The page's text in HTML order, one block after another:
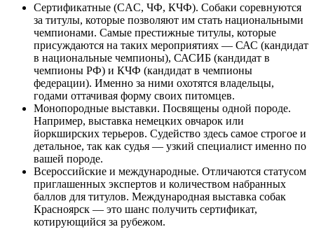
Сертификатные (CAC, ЧФ, КЧФ). Собаки соревнуются
за титулы, которые позволяют им стать национальными
чемпионами. Самые престижные титулы, которые
присуждаются на таких мероприятиях — САС (кандидат
в национальные чемпионы), САСИБ (кандидат в
чемпионы РФ) и КЧФ (кандидат в чемпионы
федерации). Именно за ними охотятся владельцы,
годами оттачивая форму своих питомцев.
Монопородные выставки. Посвящены одной породе.
Например, выставка немецких овчарок или
йоркширских терьеров. Судейство здесь самое строгое и
детальное, так как судья — узкий специалист именно по
вашей породе.
Всероссийские и международные. Отличаются статусом
приглашенных экспертов и количеством набранных
баллов для титулов. Международная выставка собак
Красноярск — это шанс получить сертификат,
котирующийся за рубежом.